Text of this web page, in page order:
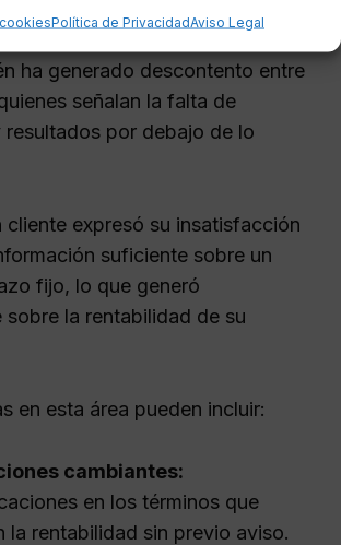
Política de PrivacidadAviso Legal
ha generado descontento entre
señalan la falta de
resultados por debajo de lo
expresó su insatisfacción
suficiente sobre un
fijo, lo que generó
sobre la rentabilidad de su
en esta área pueden incluir:
cambiantes:
en los términos que
la rentabilidad sin previo aviso.